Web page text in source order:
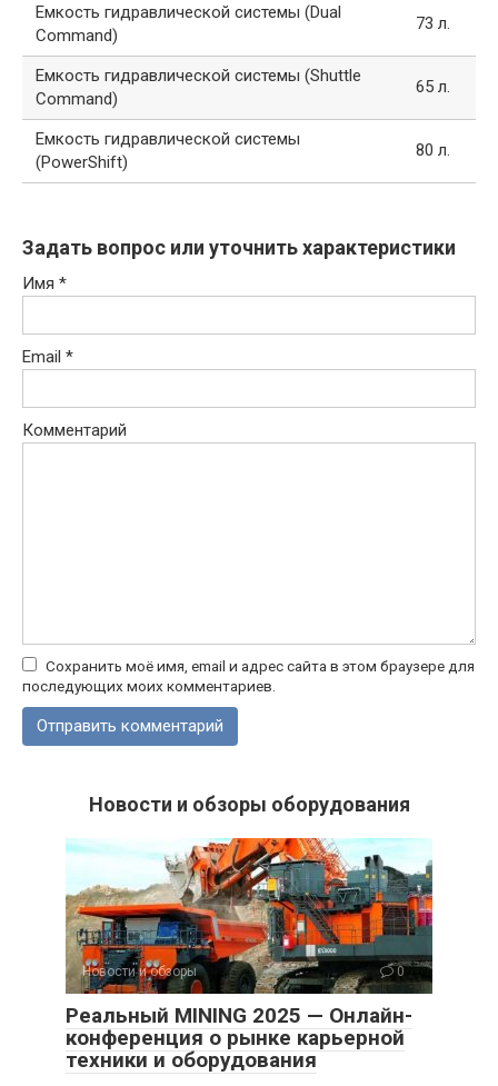
Емкость гидравлической системы (Dual
Command)
73 л.
Емкость гидравлической системы (Shuttle
Command)
65 л.
Емкость гидравлической системы
(PowerShift)
80 л.
Задать вопрос или уточнить характеристики
Имя *
Email *
Комментарий
Сохранить моё имя, email и адрес сайта в этом браузере для
последующих моих комментариев.
Новости и обзоры оборудования
Новости и обзоры 0
Реальный MINING 2025 — Онлайн-
конференция о рынке карьерной
техники и оборудования